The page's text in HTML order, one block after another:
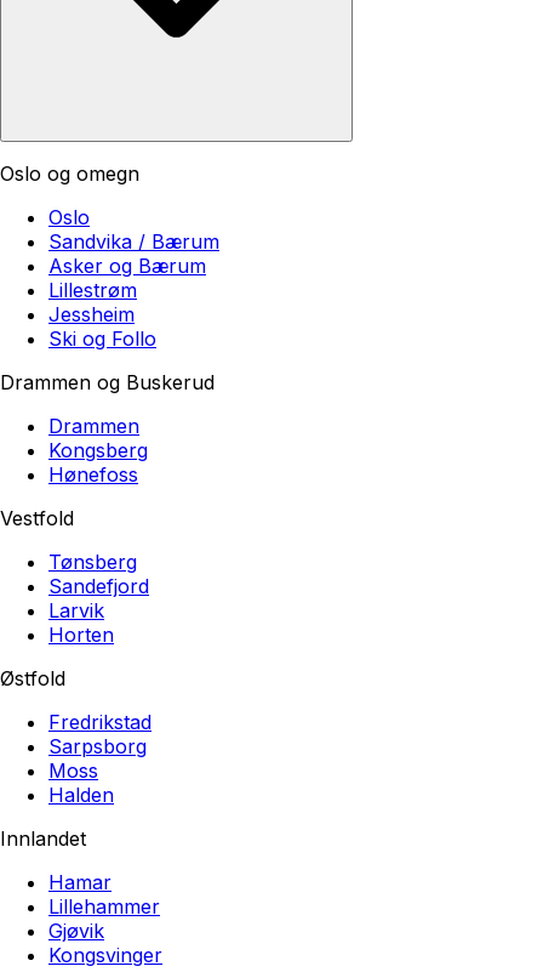
Oslo og omegn
Oslo
Sandvika / Bærum
Asker og Bærum
Lillestrøm
Jessheim
Ski og Follo
Drammen og Buskerud
Drammen
Kongsberg
Hønefoss
Vestfold
Tønsberg
Sandefjord
Larvik
Horten
Østfold
Fredrikstad
Sarpsborg
Moss
Halden
Innlandet
Hamar
Lillehammer
Gjøvik
Kongsvinger